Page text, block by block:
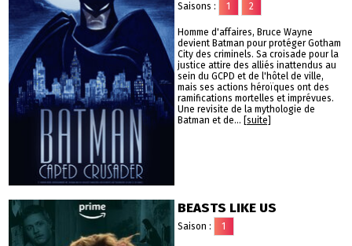
Saisons :
1 2
Homme d'affaires, Bruce Wayne
devient Batman pour protéger Gotham
City des criminels. Sa croisade pour la
justice attire des alliés inattendus au
sein du GCPD et de l'hôtel de ville,
mais ses actions héroïques ont des
ramifications mortelles et imprévues.
Une revisite de la mythologie de
Batman et de... [suite]
BEASTS LIKE US
Saison : 1